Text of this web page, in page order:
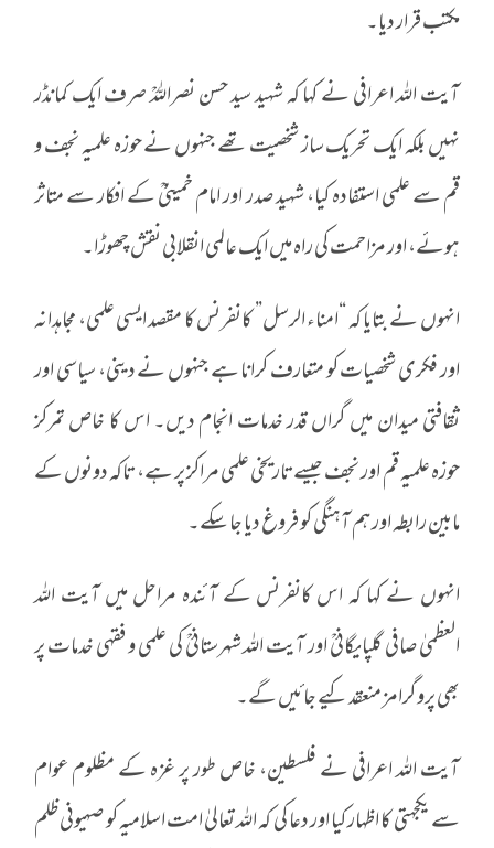
مکتب قرار دیا۔
آیت اللہ اعرافی نے کہا کہ شہید سید حسن نصراللہؒ صرف ایک کمانڈر
نہیں بلکہ ایک تحریک ساز شخصیت تھے جنہوں نے حوزہ علمیہ نجف و
قم سے علمی استفادہ کیا، شہید صدر اور امام خمینیؒ کے افکار سے متاثر
ہوئے، اور مزاحمت کی راہ میں ایک عالمی انقلابی نقش چھوڑا۔
انہوں نے بتایا کہ “امناء الرسل” کانفرنس کا مقصد ایسی علمی، مجاہدانہ
اور فکری شخصیات کو متعارف کرانا ہے جنہوں نے دینی، سیاسی اور
ثقافتی میدان میں گراں قدر خدمات انجام دیں۔ اس کا خاص تمرکز
حوزہ علمیہ قم اور نجف جیسے تاریخی علمی مراکز پر ہے، تاکہ دونوں کے
مابین رابطہ اور ہم آہنگی کو فروغ دیا جا سکے۔
انہوں نے کہا کہ اس کانفرنس کے آئندہ مراحل میں آیت اللہ
العظمیٰ صافی گلپایگانیؒ اور آیت اللہ شهرستانیؒ کی علمی و فقہی خدمات پر
بھی پروگرامز منعقد کیے جائیں گے۔
آیت اللہ اعرافی نے فلسطین، خاص طور پر غزہ کے مظلوم عوام
سے یکجہتی کا اظہار کیا اور دعا کی کہ اللہ تعالیٰ امت اسلامیہ کو صہیونی ظلم